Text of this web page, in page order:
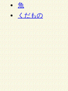
魚
くだもの